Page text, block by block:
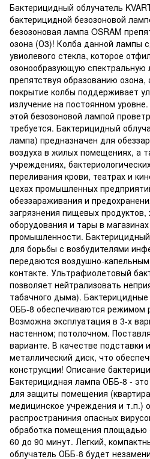
Бактерицидный облучатель
бактерицидной безозоновой
безозоновая лампа OSRAM
озона (О3)! Колба данной лампы
увиолевого стекла, которое
озонообразующую
препятствуя образованию
покрытие колбы поддерживает
излучение на постоянном
этой безозоновой лампой
требуется. Бактерицидный
лампа) предназначен для
воздуха в жилых помещениях, а
учреждениях,
переливания крови, театрах и
цехах промышленных
обеззараживания и
загрязнения пищевых продуктов,
оборудования и тары в
промышленности.
для борьбы с возбудителями
передаются воздушно-
контакте. Ультрафиолетовый
позволяет нейтрализовать
табачного дыма). Бактерицидные
ОББ-8 обеспечиваются
Возможна эксплуатация в 3-х
настенном; потолочном.
варианте. В качестве подставки
металлический диск, что
конструкции! Описание
Бактерицидная лампа ОББ-8 -
для защиты помещения
медицинское учреждения и т.п.)
распространиния опасных
обработка помещения площадью
60 до 90 минут. Легкий,
облучатель ОББ-8 будет